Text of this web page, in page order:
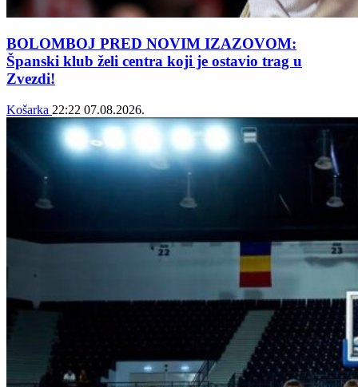
BOLOMBOJ PRED NOVIM IZAZOVOM:
Španski klub želi centra koji je ostavio trag u
Zvezdi!
Košarka 22:22 07.08.2026.